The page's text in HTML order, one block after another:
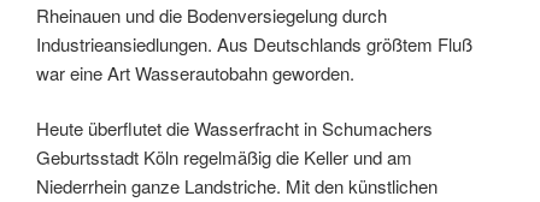
Rheinauen und die Bodenversiegelung durch
Industrieansiedlungen. Aus Deutschlands größtem Fluß
war eine Art Wasserautobahn geworden.
Heute überflutet die Wasserfracht in Schumachers
Geburtsstadt Köln regelmäßig die Keller und am
Niederrhein ganze Landstriche. Mit den künstlichen